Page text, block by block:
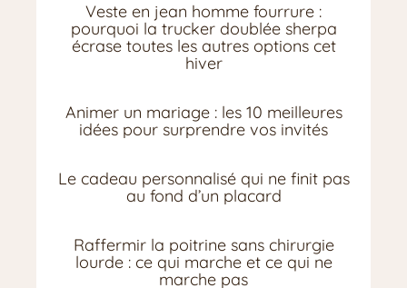
Veste en jean homme fourrure :
pourquoi la trucker doublée sherpa
écrase toutes les autres options cet
hiver
Animer un mariage : les 10 meilleures
idées pour surprendre vos invités
Le cadeau personnalisé qui ne finit pas
au fond d’un placard
Raffermir la poitrine sans chirurgie
lourde : ce qui marche et ce qui ne
marche pas